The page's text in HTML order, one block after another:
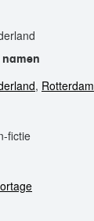
, Rotterdam
fictie